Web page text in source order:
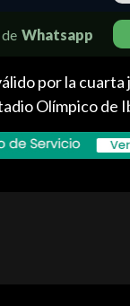
Whatsapp
por la cuarta
Olímpico de